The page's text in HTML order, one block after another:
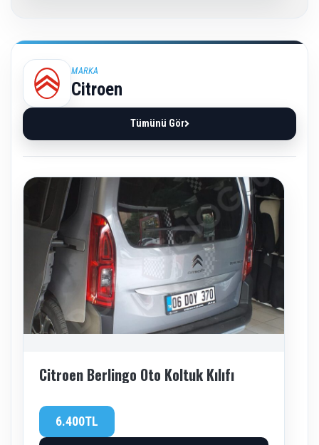
MARKA
Citroen
Tümünü Gör
Citroen Berlingo Oto Koltuk Kılıfı
6.400TL